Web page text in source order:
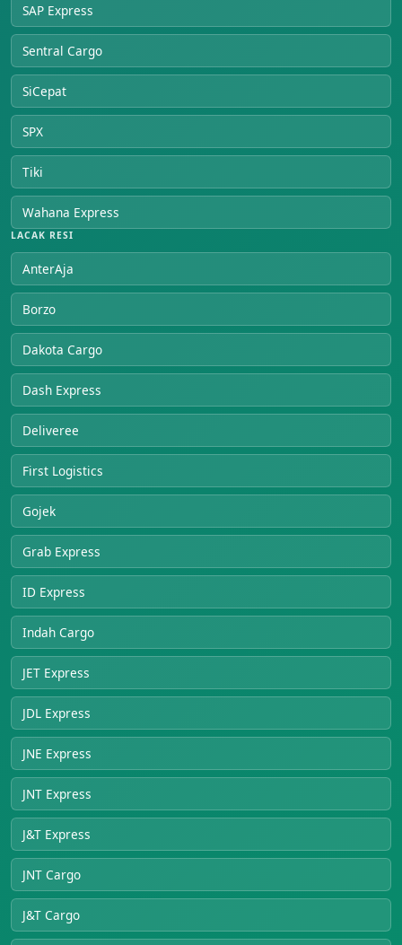
SAP Express
Sentral Cargo
SiCepat
SPX
Tiki
Wahana Express
LACAK RESI
AnterAja
Borzo
Dakota Cargo
Dash Express
Deliveree
First Logistics
Gojek
Grab Express
ID Express
Indah Cargo
JET Express
JDL Express
JNE Express
JNT Express
J&T Express
JNT Cargo
J&T Cargo